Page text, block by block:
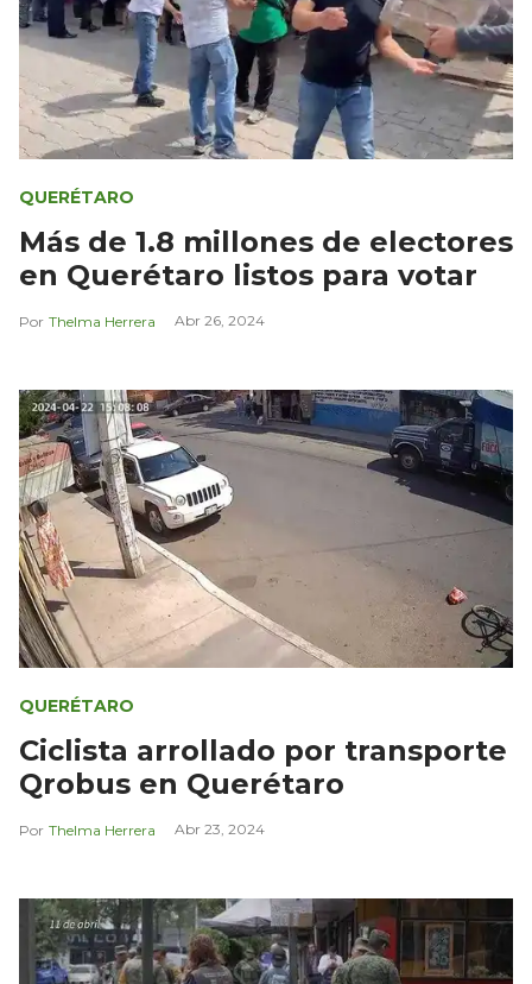
QUERÉTARO
Más de 1.8 millones de electores
en Querétaro listos para votar
Thelma Herrera Abr 26, 2024
QUERÉTARO
Ciclista arrollado por transporte
Qrobus en Querétaro
Thelma Herrera Abr 23, 2024